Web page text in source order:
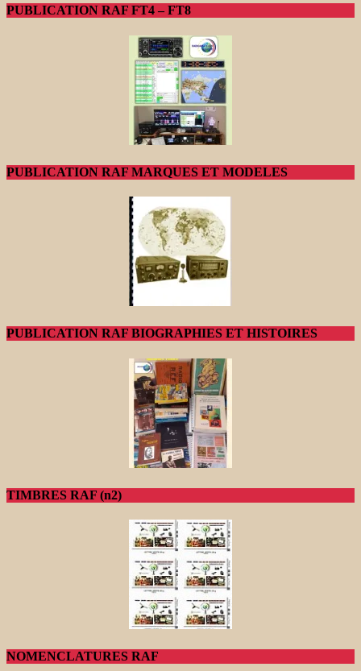
PUBLICATION RAF FT4 – FT8
PUBLICATION RAF MARQUES ET MODELES
PUBLICATION RAF BIOGRAPHIES ET HISTOIRES
TIMBRES RAF (n2)
NOMENCLATURES RAF